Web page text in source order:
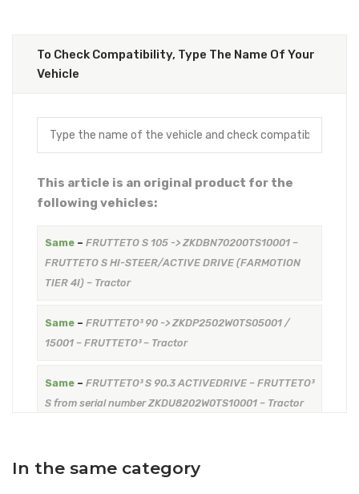
To Check Compatibility, Type The Name Of Your
Vehicle
This article is an original product for the
following vehicles:
Same– FRUTTETO S 105 -> ZKDBN70200TS10001 –
FRUTTETO S HI-STEER/ACTIVE DRIVE (FARMOTION
TIER 4I) – Tractor
Same– FRUTTETO³ 90 -> ZKDP2502W0TS05001 /
15001 – FRUTTETO³ – Tractor
Same– FRUTTETO³ S 90.3 ACTIVEDRIVE – FRUTTETO³
S from serial number ZKDU8202W0TS10001 – Tractor
In the same category